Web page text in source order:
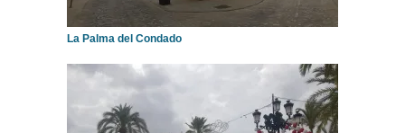
La Palma del Condado